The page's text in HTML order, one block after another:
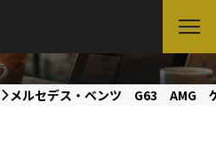
メルセデス・ベンツ G63